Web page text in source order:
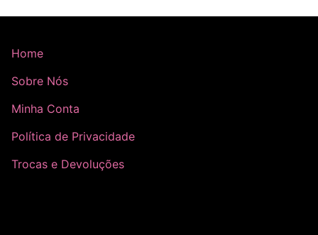
Home
Sobre Nós
Minha Conta
Política de Privacidade
Trocas e Devoluções